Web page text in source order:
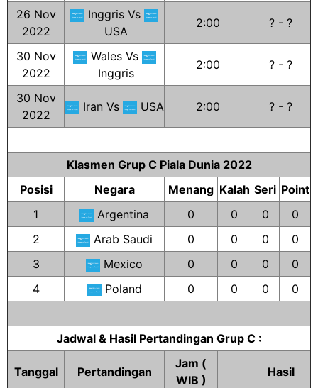
26 Nov
2022
Inggris Vs
USA
2:00 ? - ?
30 Nov
2022
Wales Vs
Inggris
2:00 ? - ?
30 Nov
2022
Iran Vs USA 2:00 ? - ?
Klasmen Grup C Piala Dunia 2022
Posisi
Negara Menang Kalah Seri Point
1
Argentina 0 0 0
0
2
Arab Saudi 0 0 0
0
3
Mexico 0 0 0
0
4
Poland 0 0 0 0
Jadwal & Hasil Pertandingan Grup C :
Tanggal Pertandingan
Jam (
WIB )
Hasil